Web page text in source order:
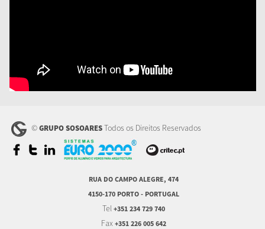
©GRUPO SOSOARESTodos os Direitos Reservados
RUA DO CAMPO ALEGRE, 474
4150-170 PORTO - PORTUGAL
Tel +351 234 729 740
Fax +351 226 005 642